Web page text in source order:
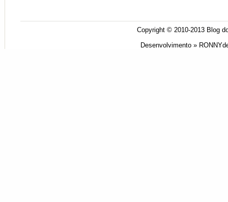
Copyright © 2010-2013 Blog
Desenvolvimento »